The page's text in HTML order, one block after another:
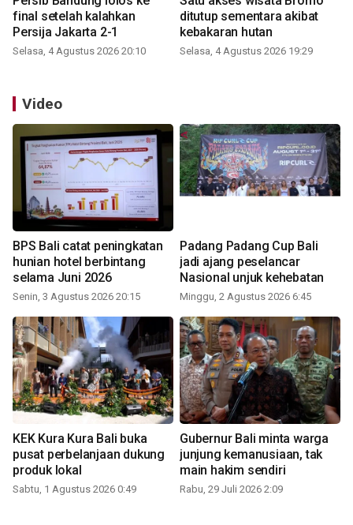
final setelah kalahkan
Persija Jakarta 2-1
Selasa, 4 Agustus 2026 20:10
ditutup sementara akibat
kebakaran hutan
Selasa, 4 Agustus 2026 19:29
Video
BPS Bali catat peningkatan
hunian hotel berbintang
selama Juni 2026
Senin, 3 Agustus 2026 20:15
Padang Padang Cup Bali
jadi ajang peselancar
Nasional unjuk kehebatan
Minggu, 2 Agustus 2026 6:45
KEK Kura Kura Bali buka
pusat perbelanjaan dukung
produk lokal
Sabtu, 1 Agustus 2026 0:49
Gubernur Bali minta warga
junjung kemanusiaan, tak
main hakim sendiri
Rabu, 29 Juli 2026 2:09